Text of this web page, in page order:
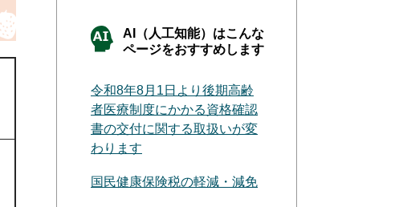
AI（人工知能）はこんな
ページをおすすめします
令和8年8月1日より後期高齢
者医療制度にかかる資格確認
書の交付に関する取扱いが変
わります
国民健康保険税の軽減・減免